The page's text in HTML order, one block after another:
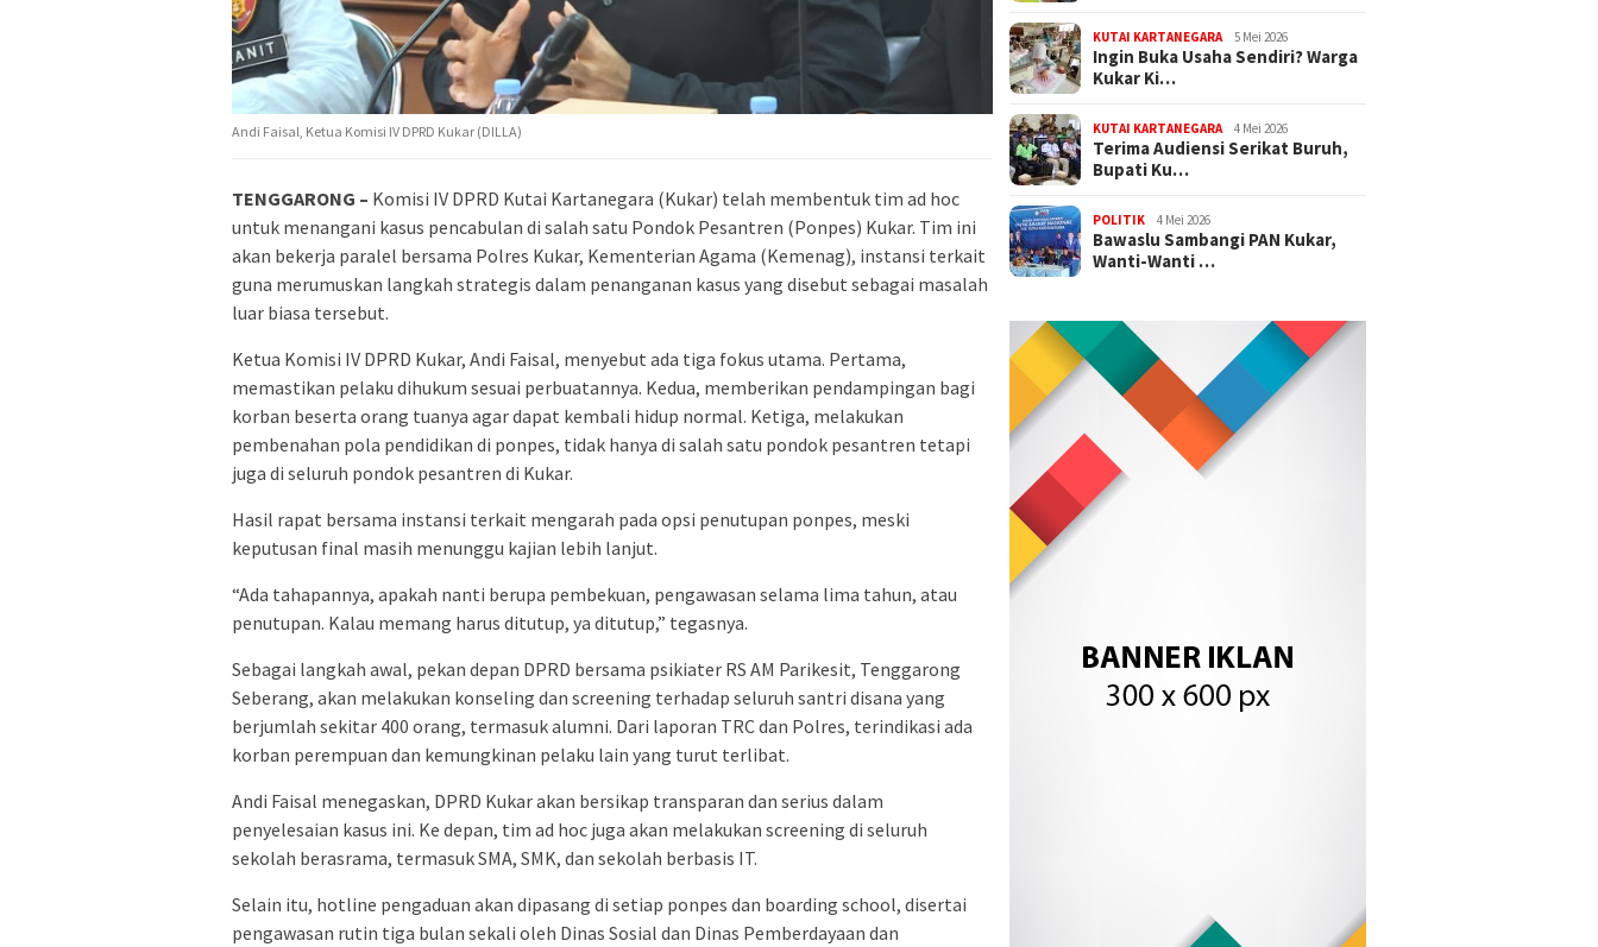
Andi Faisal, Ketua Komisi IV DPRD Kukar (DILLA)
TENGGARONG – Komisi IV DPRD Kutai Kartanegara (Kukar) telah membentuk tim ad hoc
untuk menangani kasus pencabulan di salah satu Pondok Pesantren (Ponpes) Kukar. Tim ini
akan bekerja paralel bersama Polres Kukar, Kementerian Agama (Kemenag), instansi terkait
guna merumuskan langkah strategis dalam penanganan kasus yang disebut sebagai masalah
luar biasa tersebut.
Ketua Komisi IV DPRD Kukar, Andi Faisal, menyebut ada tiga fokus utama. Pertama,
memastikan pelaku dihukum sesuai perbuatannya. Kedua, memberikan pendampingan bagi
korban beserta orang tuanya agar dapat kembali hidup normal. Ketiga, melakukan
pembenahan pola pendidikan di ponpes, tidak hanya di salah satu pondok pesantren tetapi
juga di seluruh pondok pesantren di Kukar.
Hasil rapat bersama instansi terkait mengarah pada opsi penutupan ponpes, meski
keputusan final masih menunggu kajian lebih lanjut.
“Ada tahapannya, apakah nanti berupa pembekuan, pengawasan selama lima tahun, atau
penutupan. Kalau memang harus ditutup, ya ditutup,” tegasnya.
Sebagai langkah awal, pekan depan DPRD bersama psikiater RS AM Parikesit, Tenggarong
Seberang, akan melakukan konseling dan screening terhadap seluruh santri disana yang
berjumlah sekitar 400 orang, termasuk alumni. Dari laporan TRC dan Polres, terindikasi ada
korban perempuan dan kemungkinan pelaku lain yang turut terlibat.
Andi Faisal menegaskan, DPRD Kukar akan bersikap transparan dan serius dalam
penyelesaian kasus ini. Ke depan, tim ad hoc juga akan melakukan screening di seluruh
sekolah berasrama, termasuk SMA, SMK, dan sekolah berbasis IT.
Selain itu, hotline pengaduan akan dipasang di setiap ponpes dan boarding school, disertai
pengawasan rutin tiga bulan sekali oleh Dinas Sosial dan Dinas Pemberdayaan dan
KUTAI KARTANEGARA 5 Mei 2026
Ingin Buka Usaha Sendiri? Warga
Kukar Ki…
KUTAI KARTANEGARA 4 Mei 2026
Terima Audiensi Serikat Buruh,
Bupati Ku…
POLITIK 4 Mei 2026
Bawaslu Sambangi PAN Kukar,
Wanti-Wanti …